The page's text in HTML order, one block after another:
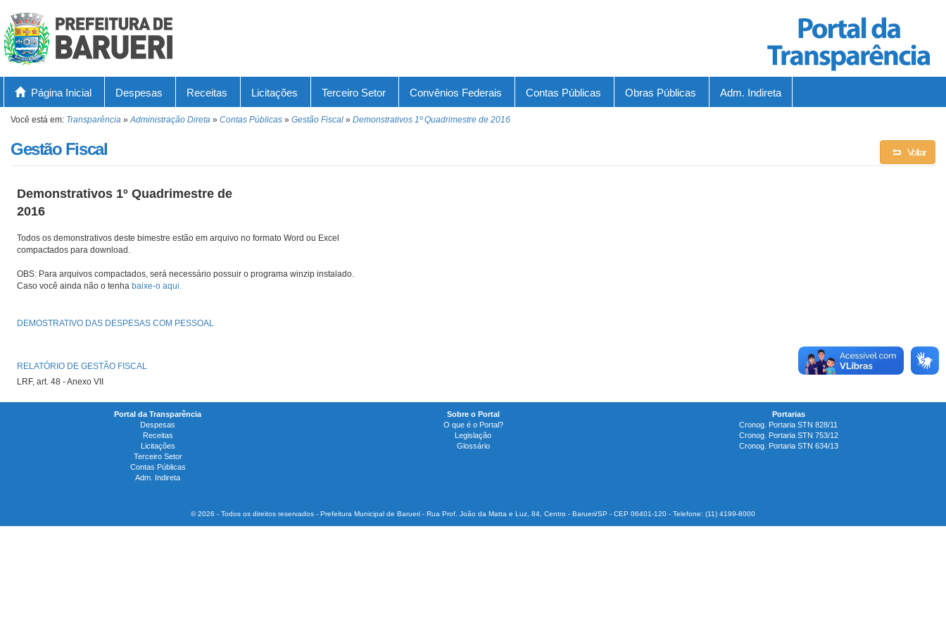
Página Inicial Despesas Receitas Licitações Terceiro Setor Convênios Federais Contas Públicas Obras Públicas Adm. Indireta
Você está em: Transparência »Administração Direta » Contas Públicas » Gestão Fiscal » Demonstrativos 1º Quadrimestre de 2016
Gestão Fiscal Voltar
Demonstrativos 1º Quadrimestre de
2016
Todos os demonstrativos deste bimestre estão em arquivo no formato Word ou Excel
compactados para download.
OBS: Para arquivos compactados, será necessário possuir o programa winzip instalado.
Caso você ainda não o tenha baixe-o aqui.
DEMOSTRATIVO DAS DESPESAS COM PESSOAL
RELATÓRIO DE GESTÃO FISCAL
LRF, art. 48 - Anexo VII
Portal da Transparência
Despesas
Receitas
Licitações
Terceiro Setor
Contas Públicas
Adm. Indireta
Sobre o Portal
O que é o Portal?
Legislação
Glossário
Portarias
Cronog. Portaria STN 828/11
Cronog. Portaria STN 753/12
Cronog. Portaria STN 634/13
© 2026 - Todos os direitos reservados - Prefeitura Municipal de Barueri - Rua Prof. João da Matta e Luz, 84, Centro - Barueri/SP - CEP 06401-120 - Telefone: (11) 4199-8000